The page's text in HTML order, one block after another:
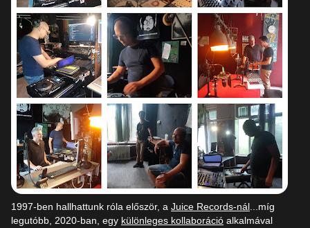
1997-ben hallhattunk róla először, a Juice Records-nál ...míg
legutóbb, 2020-ban, egy különleges kollaboráció alkalmával